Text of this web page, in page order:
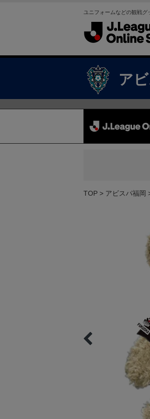
ユニフォームなどの観戦
ア
TOP アビスパ福岡